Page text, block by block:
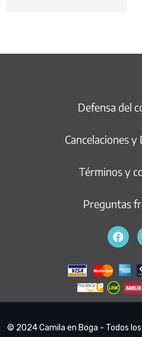
Defensa del
Cancelaciones
Términos y
Preguntas
© 2024 Camila en Boga - Todos